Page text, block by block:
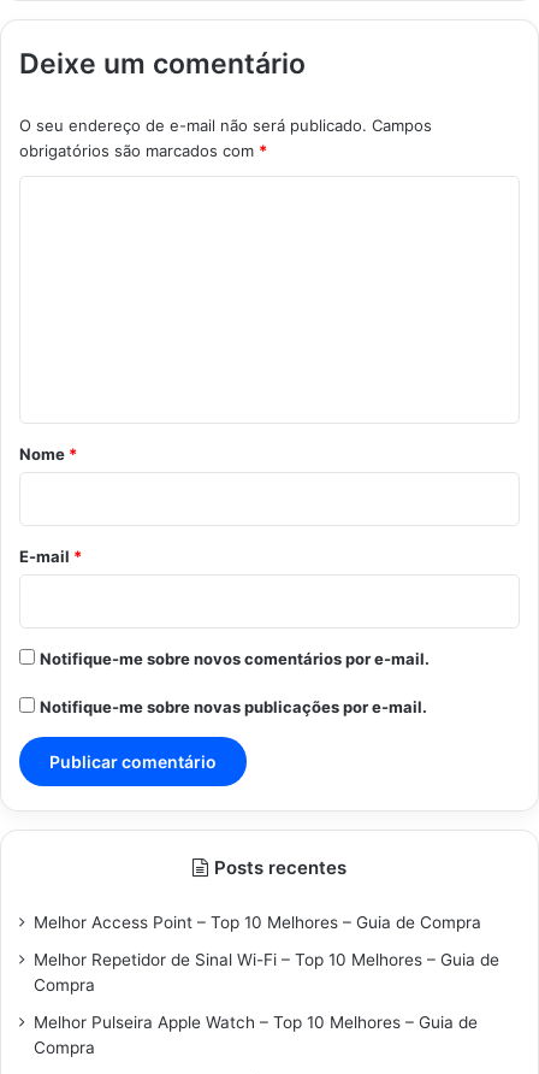
Deixe um comentário
O seu endereço de e-mail não será publicado. Campos
obrigatórios são marcados com *
r
o
*
Nome *
E-mail *
Notifique-me sobre novos comentários por e-mail.
Notifique-me sobre novas publicações por e-mail.
Posts recentes
Melhor Access Point – Top 10 Melhores – Guia de Compra
Melhor Repetidor de Sinal Wi-Fi – Top 10 Melhores – Guia de
Compra
Melhor Pulseira Apple Watch – Top 10 Melhores – Guia de
Compra